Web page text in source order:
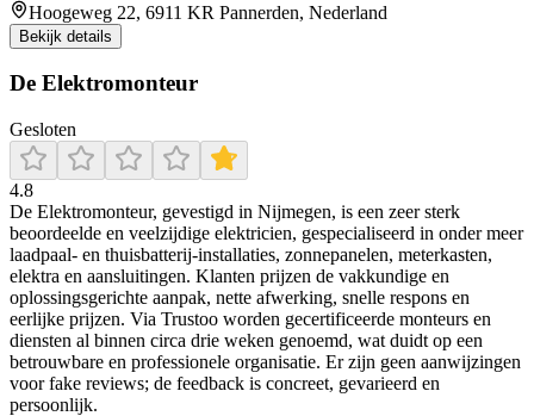
Hoogeweg 22, 6911 KR Pannerden, Nederland
Bekijk details
De Elektromonteur
Gesloten
4.8
De Elektromonteur, gevestigd in Nijmegen, is een zeer sterk
beoordeelde en veelzijdige elektricien, gespecialiseerd in onder meer
laadpaal- en thuisbatterij-installaties, zonnepanelen, meterkasten,
elektra en aansluitingen. Klanten prijzen de vakkundige en
oplossingsgerichte aanpak, nette afwerking, snelle respons en
eerlijke prijzen. Via Trustoo worden gecertificeerde monteurs en
diensten al binnen circa drie weken genoemd, wat duidt op een
betrouwbare en professionele organisatie. Er zijn geen aanwijzingen
voor fake reviews; de feedback is concreet, gevarieerd en
persoonlijk.